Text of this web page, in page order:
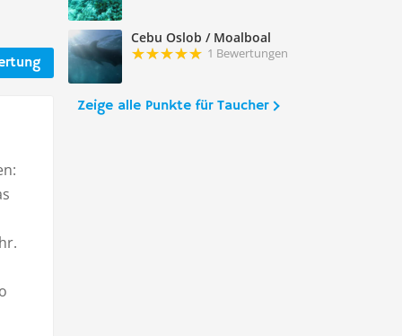
Cebu Oslob / Moalboal
1 Bewertungen
Zeige alle Punkte für Taucher